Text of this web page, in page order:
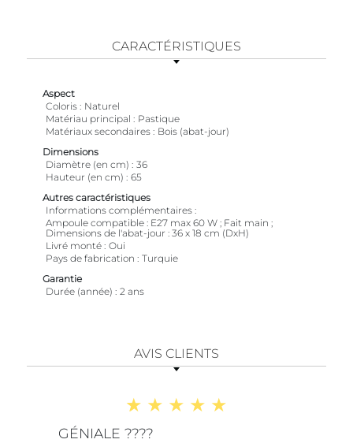
CARACTÉRISTIQUES
Aspect
Coloris
Naturel
Matériau principal
Pastique
Matériaux secondaires
Bois (abat-jour)
Dimensions
Diamètre (en cm)
36
Hauteur (en cm)
65
Autres caractéristiques
Informations complémentaires
Ampoule compatible : E27 max 60 W ; Fait main ;
Dimensions de l'abat-jour : 36 x 18 cm (DxH)
Livré monté Oui
Pays de fabrication
Turquie
Garantie
Durée (année)
2 ans
AVIS CLIENTS
GÉNIALE ????